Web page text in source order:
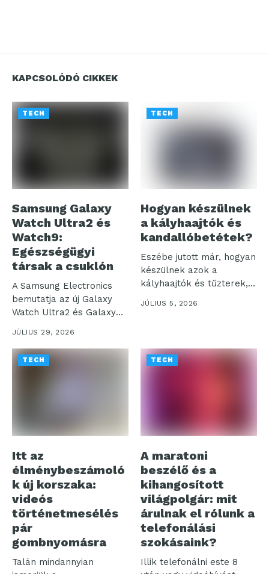
KAPCSOLÓDÓ CIKKEK
TECH
Samsung Galaxy
Watch Ultra2 és
Watch9:
Egészségügyi
társak a csuklón
A Samsung Electronics
bemutatja az új Galaxy
Watch Ultra2 és Galaxy
Watch9...
JÚLIUS 29, 2026
TECH
Hogyan készülnek
a kályhaajtók és
kandallóbetétek?
Eszébe jutott már, hogyan
készülnek azok a
kályhaajtók és tűzterek,
amelyek otthonaink...
JÚLIUS 5, 2026
TECH
Itt az
élménybeszámoló
k új korszaka:
videós
történetmesélés
pár
gombnyomásra
Talán mindannyian
TECH
A maratoni
beszélő és a
kihangosított
világpolgár: mit
árulnak el rólunk a
telefonálási
szokásaink?
Illik telefonálni este 8